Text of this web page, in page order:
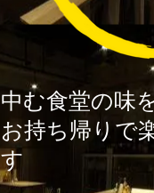
中む食堂の味
お持ち帰りで
す